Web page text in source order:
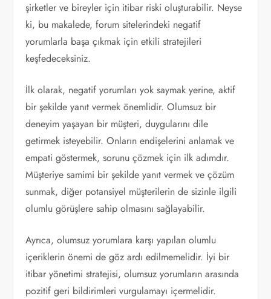
şirketler ve bireyler için itibar riski oluşturabilir. Neyse
ki, bu makalede, forum sitelerindeki negatif
yorumlarla başa çıkmak için etkili stratejileri
keşfedeceksiniz.
İlk olarak, negatif yorumları yok saymak yerine, aktif
bir şekilde yanıt vermek önemlidir. Olumsuz bir
deneyim yaşayan bir müşteri, duygularını dile
getirmek isteyebilir. Onların endişelerini anlamak ve
empati göstermek, sorunu çözmek için ilk adımdır.
Müşteriye samimi bir şekilde yanıt vermek ve çözüm
sunmak, diğer potansiyel müşterilerin de sizinle ilgili
olumlu görüşlere sahip olmasını sağlayabilir.
Ayrıca, olumsuz yorumlara karşı yapılan olumlu
içeriklerin önemi de göz ardı edilmemelidir. İyi bir
itibar yönetimi stratejisi, olumsuz yorumların arasında
pozitif geri bildirimleri vurgulamayı içermelidir.